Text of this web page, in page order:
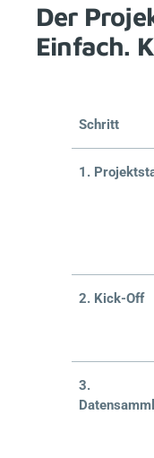
Der
Einfach.
Schritt
1.
2. Kick-Off
3.